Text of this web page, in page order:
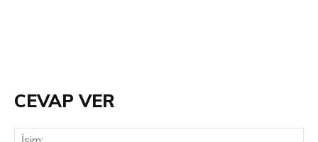
CEVAP VER